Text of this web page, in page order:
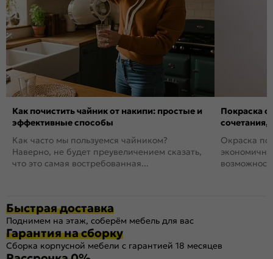
Как почистить чайник от накипи: простые и
эффективные способы
Как часто мы пользуемся чайником?
Наверно, не будет преувеличением сказать,
что это самая востребованная...
Покраска
сочетания,
Окраска
Быстрая доставка
Поднимем на этаж, соберём мебель для вас
Гарантия на сборку
Сборка корпусной мебели с гарантией 18 месяцев